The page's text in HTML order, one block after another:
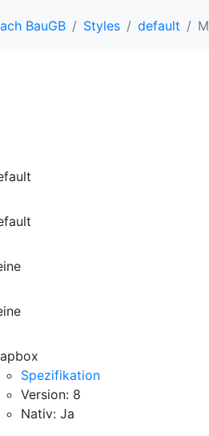
BauGB Styles default
Spezifikation
Version: 8
Nativ: Ja